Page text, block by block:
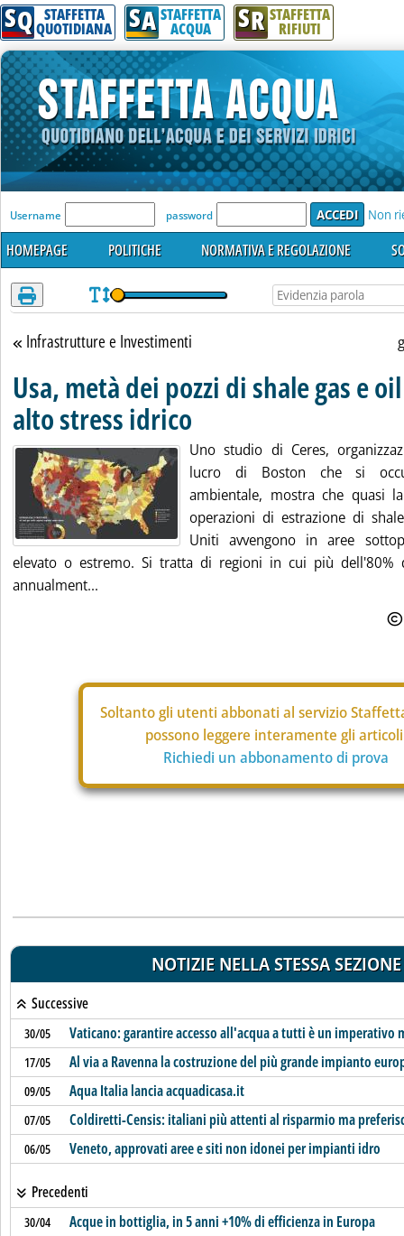
Attenzione! Esegui l'accesso per lèggere interamente la notizia.
SQ STAFFETTA
QUOTIDIANA SA STAFFETTA
ACQUA SR STAFFETTA
RIFIUTI
'Modulo Login per accedere'
Username password Non
HOMEPAGE POLITICHE NORMATIVA E REGOLAZIONE
Torna alla sezione
Infrastrutture e Investimenti
Usa, metà dei pozzi di shale gas e
alto stress idrico
Uno studio di Ceres,
lucro di Boston che si
ambientale, mostra che quasi
operazioni di estrazione di
Uniti avvengono in aree
elevato o estremo. Si tratta di regioni in cui più dell'80%
annualment...
Soltanto gli utenti abbonati al servizio
possono leggere interamente gli
Richiedi un abbonamento di prova
NOTIZIE NELLA STESSA SEZIONE
Successive
30/05 Vaticano: garantire accesso all'acqua a tutti è un imperativo
17/05 Al via a Ravenna la costruzione del più grande impianto
09/05 Aqua Italia lancia acquadicasa.it
07/05 Coldiretti-Censis: italiani più attenti al risparmio ma
06/05 Veneto, approvati aree e siti non idonei per impianti idro
Precedenti
30/04 Acque in bottiglia, in 5 anni +10% di efficienza in Europa